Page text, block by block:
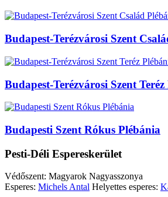
Budapest-Terézvárosi Szent
Budapest-Terézvárosi Szent
Budapesti Szent Rókus Plébánia
Pesti-Déli Espereskerület
Védőszent: Magyarok Nagyasszonya
Esperes: Michels Antal Helyettes esperes: